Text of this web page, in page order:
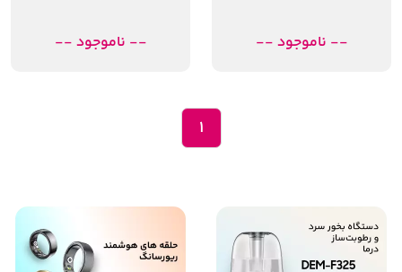
-- ناموجود -- -- ناموجود --
1